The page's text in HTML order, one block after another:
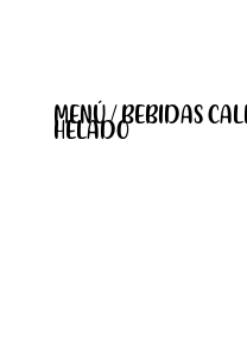
MENÚ / BEBIDAS
HELADO